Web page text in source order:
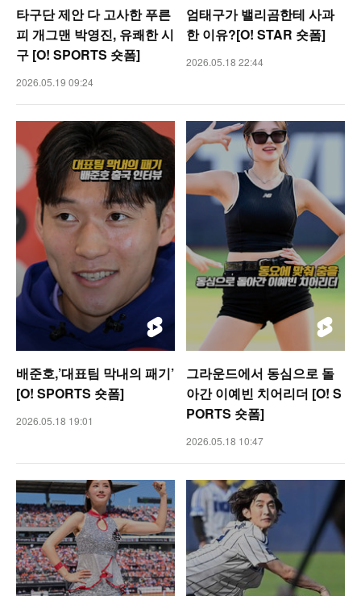
타구단 제안 다 고사한 푸른
피 개그맨 박영진, 유쾌한 시
구 [O! SPORTS 숏폼]
2026.05.19 09:24
엄태구가 밸리곰한테 사과
한 이유?[O! STAR 숏폼]
2026.05.18 22:44
배준호,’대표팀 막내의 패기’
[O! SPORTS 숏폼]
2026.05.18 19:01
그라운드에서 동심으로 돌
아간 이예빈 치어리더 [O! S
PORTS 숏폼]
2026.05.18 10:47